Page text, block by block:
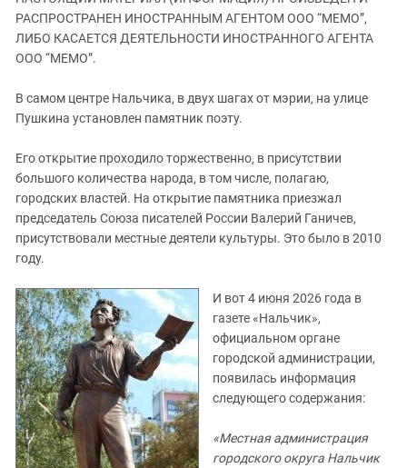
ЗАСТАВЛЯЕТ
МОБИЛИЗАЦИЯ И ПРОТЕСТЫ
Дагестан
Ингушетия
Калмыкия
Карачаево-Черкесия
Краснодарский край
Нагорный Карабах
Российская Федерация
Ростовская область
Северная Осетия - Алания
СКФО
Ставропольский край
Чечня
Южная Осетия
Южный Кавказ
ЮФО
РАСПРОСТРАНЕН ИНОСТРАННЫМ АГЕНТОМ ООО “МЕМО”,
ЛИБО КАСАЕТСЯ ДЕЯТЕЛЬНОСТИ ИНОСТРАННОГО АГЕНТА
ООО “МЕМО”.
В самом центре Нальчика, в двух шагах от мэрии, на улице
Пушкина установлен памятник поэту.
Его открытие проходило торжественно, в присутствии
большого количества народа, в том числе, полагаю,
городских властей. На открытие памятника приезжал
председатель Союза писателей России Валерий Ганичев,
присутствовали местные деятели культуры. Это было в 2010
году.
И вот 4 июня 2026 года в
газете «Нальчик»,
официальном органе
городской администрации,
появилась информация
следующего содержания:
«Местная администрация
городского округа Нальчик